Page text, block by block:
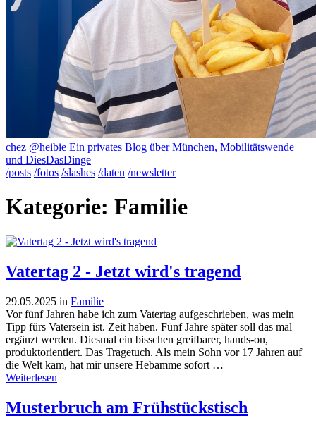
chez @heibie Ein privates Blog über München, Mobilitätswende
und DiesDasDinge
/posts /fotos /slashes /daten /newsletter
Kategorie: Familie
Vatertag 2 - Jetzt wird's tragend
29.05.2025 in Familie
Vor fünf Jahren habe ich zum Vatertag aufgeschrieben, was mein
Tipp fürs Vatersein ist. Zeit haben. Fünf Jahre später soll das mal
ergänzt werden. Diesmal ein bisschen greifbarer, hands-on,
produktorientiert. Das Tragetuch. Als mein Sohn vor 17 Jahren auf
die Welt kam, hat mir unsere Hebamme sofort …
Weiterlesen
Musterbruch am Frühstückstisch